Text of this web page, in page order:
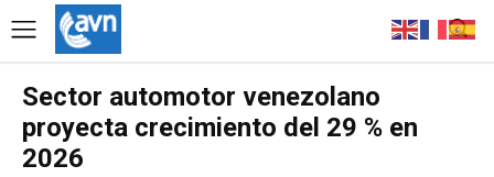
Sector automotor venezolano
proyecta crecimiento del 29 % en
2026